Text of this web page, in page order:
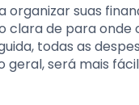
organizar suas
de para onde
todas as
geral, será mais